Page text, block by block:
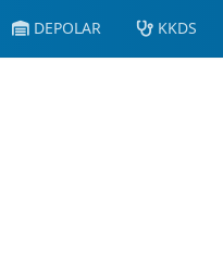
DEPOLAR KKDS